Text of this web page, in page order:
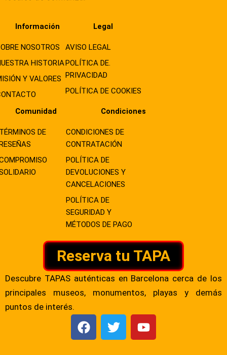
Información Legal
NOSOTROS
HISTORIA
Y VALORES
AVISO LEGAL
POLÍTICA DE.
PRIVACIDAD
POLÍTICA DE COOKIES
Comunidad Condiciones
DE
CONDICIONES DE
CONTRATACIÓN
POLÍTICA DE
DEVOLUCIONES Y
CANCELACIONES
POLÍTICA DE
SEGURIDAD Y
MÉTODOS DE PAGO
Reserva tu TAPA
Descubre TAPAS auténticas en Barcelona cerca de los
principales museos, monumentos, playas y demás
puntos de interés.
F
a
T
w
Y
o